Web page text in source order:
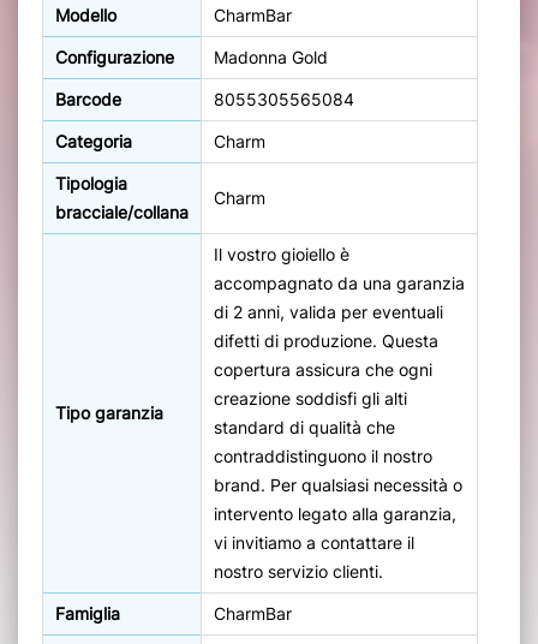
Modello CharmBar
Configurazione Madonna Gold
Barcode 8055305565084
Categoria Charm
Tipologia
bracciale/collana
Charm
Tipo garanzia
Il vostro gioiello è
accompagnato da una garanzia
di 2 anni, valida per eventuali
difetti di produzione. Questa
copertura assicura che ogni
creazione soddisfi gli alti
standard di qualità che
contraddistinguono il nostro
brand. Per qualsiasi necessità o
intervento legato alla garanzia,
vi invitiamo a contattare il
nostro servizio clienti.
Famiglia CharmBar